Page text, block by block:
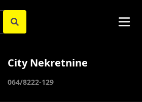
City Nekretnine
064/8222-129